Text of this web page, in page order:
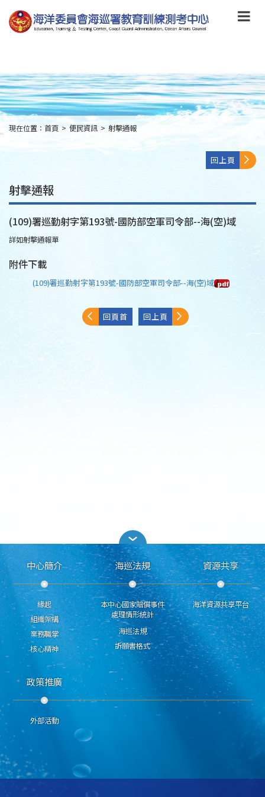
到
主
要
to
main
content
:::
現在位置： 首頁 > 便民資訊 > 射擊通報
回上頁
射擊通報
(109)署巡勤射字第193號-國防部空軍司令部--海(空)域
詳如射擊通報單
附件下載
(109)署巡勤射字第193號-國防部空軍司令部--海(空)域
回頁首 回上頁
中心簡介
緣起
組織架構
業務職掌
核心精神
海巡法規
本中心國家賠償事件
處理情形統計
海巡法規
訴願書格式
資源共享
海洋資源共享平台
政策推廣
外部活動